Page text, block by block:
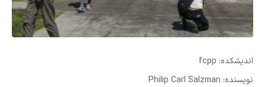
fcpp :اندیشکده
Philip Carl Salzman :نویسنده